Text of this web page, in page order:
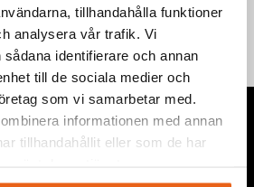
tillhandahålla funktioner
analysera vår trafik. Vi
identifierare och annan
till de sociala medier och
som vi samarbetar med.
informationen med annan
tillhandahållit eller som de har